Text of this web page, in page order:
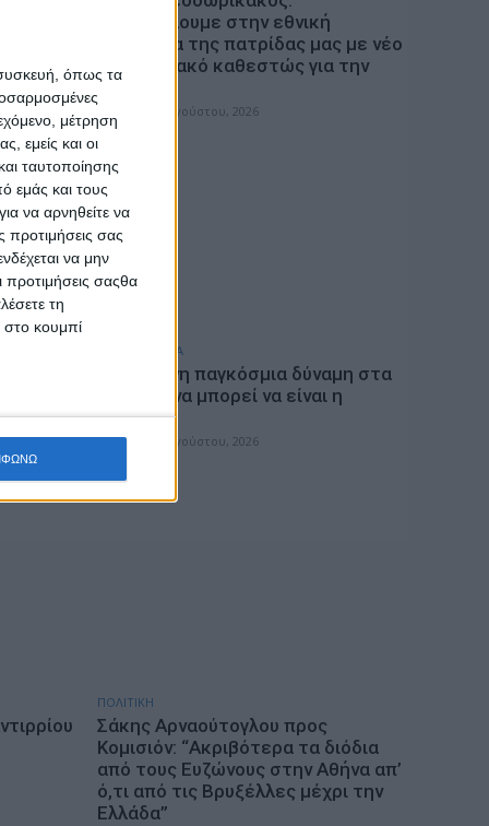
όπως τα
μέτρηση
εμείς και οι
ταυτοποίησης
εμάς και τους
να αρνηθείτε να
προτιμήσεις σας
να μην
προτιμήσεις σαςθα
τη
στο κουμπί
«Συμβάλλουμε στην εθνική
ασφάλεια της πατρίδας μας με νέο
αναπτυξιακό καθεστώς για την
Άμυνα»
7 Αυγούστου, 2026
ΕΠΙΚΑΙΡΟΤΗΤΑ
Η επόμενη παγκόσμια δύναμη στα
υδροπλάνα μπορεί να είναι η
Ελλάδα…
admin 7 Αυγούστου, 2026
ΠΟΛΙΤΙΚΗ
Σάκης Αρναούτογλου προς
Κομισιόν: “Ακριβότερα τα διόδια
από τους Ευζώνους στην Αθήνα απ’
ό,τι από τις Βρυξέλλες μέχρι την
Ελλάδα”